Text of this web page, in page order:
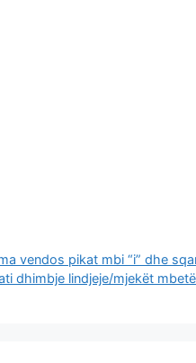
vendos pikat mbi “i” dhe
dhimbje lindjeje/mjekët